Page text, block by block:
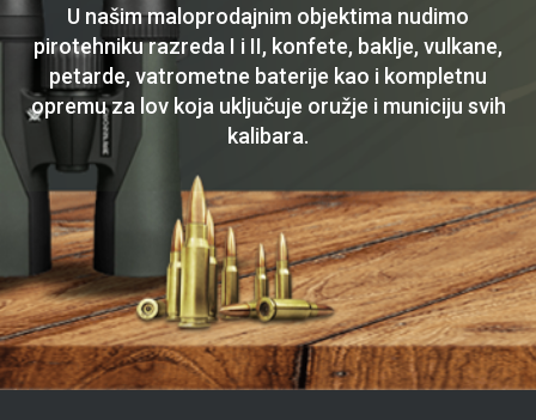
U našim maloprodajnim objektima nudimo
pirotehniku razreda I i II, konfete, baklje, vulkane,
petarde, vatrometne baterije kao i kompletnu
opremu za lov koja uključuje oružje i municiju svih
kalibara.